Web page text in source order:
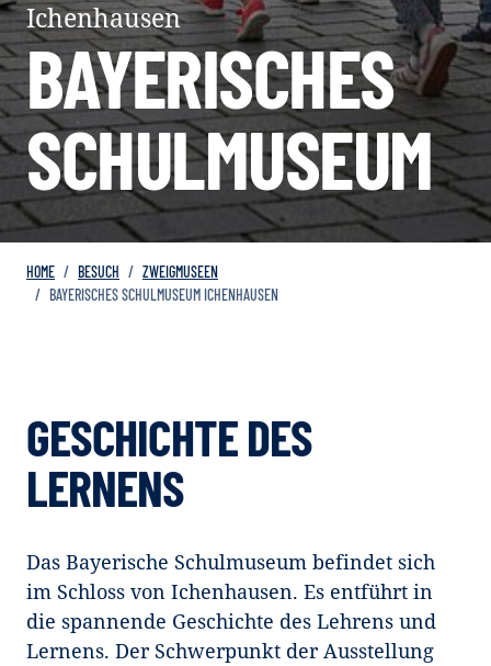
Ichenhausen
BAYERISCHES
SCHULMUSEUM
HOME BESUCH
ZWEIGMUSEEN
BAYERISCHES SCHULMUSEUM ICHENHAUSEN
GESCHICHTE DES
LERNENS
Das Bayerische Schulmuseum befindet sich
im Schloss von Ichenhausen. Es entführt in
die spannende Geschichte des Lehrens und
Lernens. Der Schwerpunkt der Ausstellung